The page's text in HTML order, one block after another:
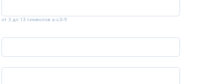
от 3 до 13 символов a-z,0-9